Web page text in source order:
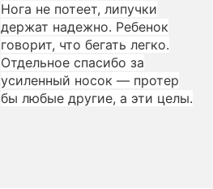
Нога не потеет, липучки
держат надежно. Ребенок
говорит, что бегать легко.
Отдельное спасибо за
усиленный носок — протер
бы любые другие, а эти целы.